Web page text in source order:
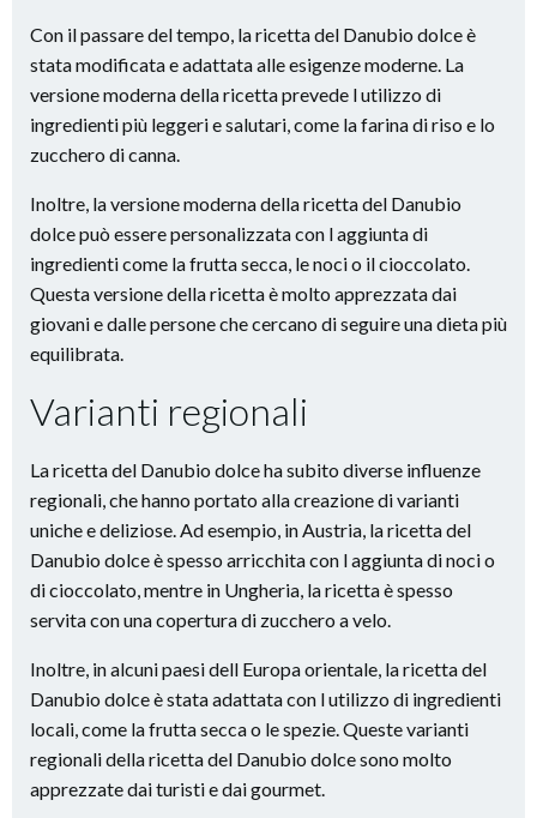
Con il passare del tempo, la ricetta del Danubio dolce è
stata modificata e adattata alle esigenze moderne. La
versione moderna della ricetta prevede l utilizzo di
ingredienti più leggeri e salutari, come la farina di riso e lo
zucchero di canna.
Inoltre, la versione moderna della ricetta del Danubio
dolce può essere personalizzata con l aggiunta di
ingredienti come la frutta secca, le noci o il cioccolato.
Questa versione della ricetta è molto apprezzata dai
giovani e dalle persone che cercano di seguire una dieta più
equilibrata.
Varianti regionali
La ricetta del Danubio dolce ha subito diverse influenze
regionali, che hanno portato alla creazione di varianti
uniche e deliziose. Ad esempio, in Austria, la ricetta del
Danubio dolce è spesso arricchita con l aggiunta di noci o
di cioccolato, mentre in Ungheria, la ricetta è spesso
servita con una copertura di zucchero a velo.
Inoltre, in alcuni paesi dell Europa orientale, la ricetta del
Danubio dolce è stata adattata con l utilizzo di ingredienti
locali, come la frutta secca o le spezie. Queste varianti
regionali della ricetta del Danubio dolce sono molto
apprezzate dai turisti e dai gourmet.